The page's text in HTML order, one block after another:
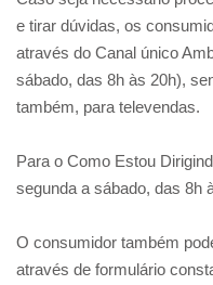
e tirar dúvidas, os
através do Canal único
sábado, das 8h às 20h),
também, para televendas.
Para o Como Estou
segunda a sábado, das 8h
O consumidor também
através de formulário